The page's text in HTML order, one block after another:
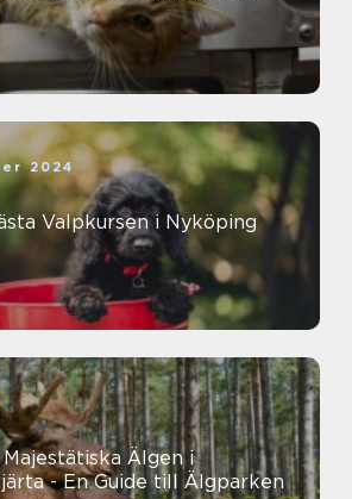
2024
Valpkursen i Nyköping
Älgen i
- En Guide till Älgparken